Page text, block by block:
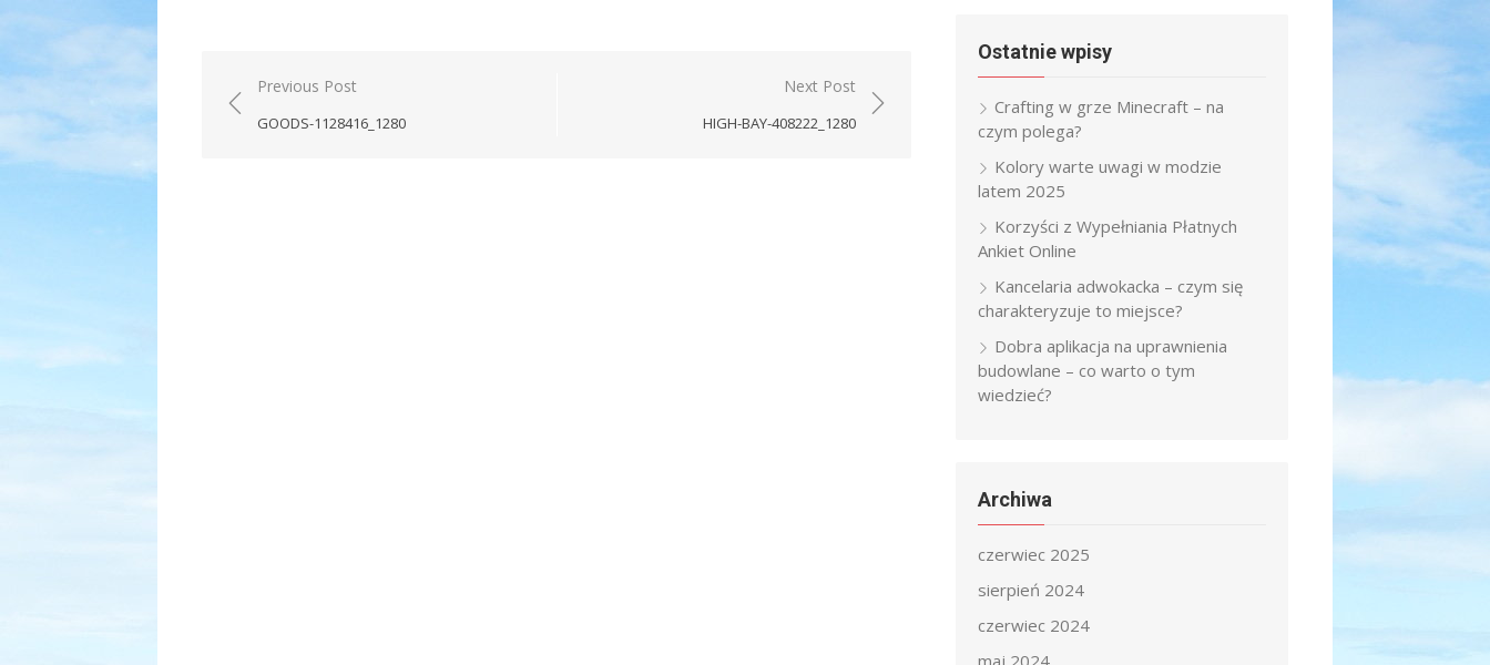
Nawigacja
wpisu
Previous Post
GOODS-1128416_1280
Next Post
HIGH-BAY-408222_1280
Ostatnie wpisy
Crafting w grze Minecraft – na
czym polega?
Kolory warte uwagi w modzie
latem 2025
Korzyści z Wypełniania Płatnych
Ankiet Online
Kancelaria adwokacka – czym się
charakteryzuje to miejsce?
Dobra aplikacja na uprawnienia
budowlane – co warto o tym
wiedzieć?
Archiwa
czerwiec 2025
sierpień 2024
czerwiec 2024
maj 2024